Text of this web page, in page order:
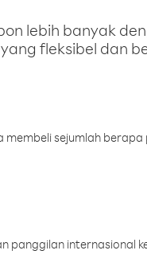
lebih banyak
yang fleksibel dan
sejumlah
panggilan